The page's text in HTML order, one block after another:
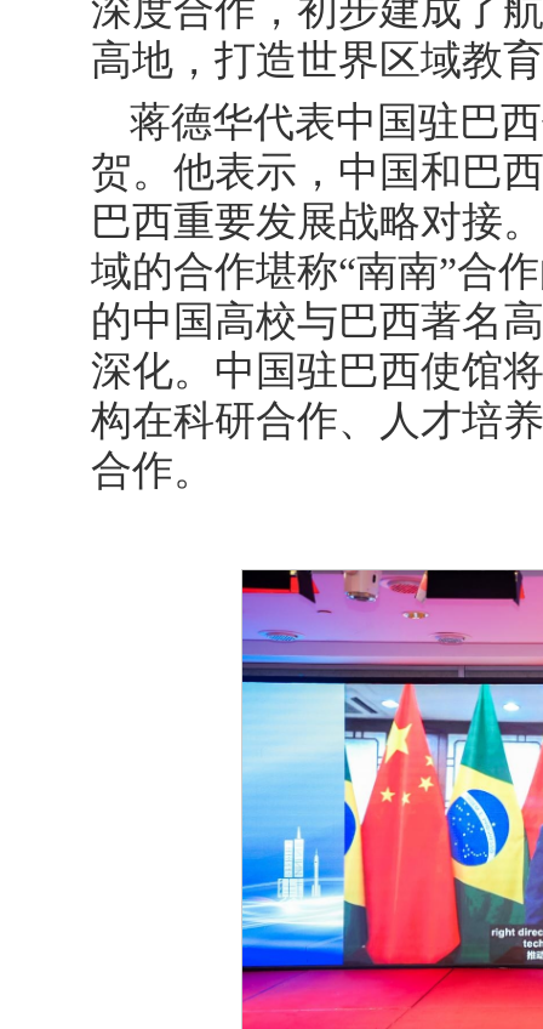
深度合作，初步建成了
高地，打造世界区域教
蒋德华代表中国驻巴
贺。他表示，中国和巴
巴西重要发展战略对接
域的合作堪称“南南”合
的中国高校与巴西著名
深化。中国驻巴西使馆
构在科研合作、人才培
合作。